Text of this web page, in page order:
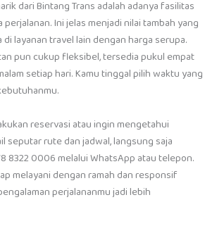
dari Bintang Trans adalah adanya fasilitas
perjalanan. Ini jelas menjadi nilai tambah yang
layanan travel lain dengan harga serupa.
pun cukup fleksibel, tersedia pukul empat
setiap hari. Kamu tinggal pilih waktu yang
reservasi atau ingin mengetahui
seputar rute dan jadwal, langsung saja
8322 0006 melalui WhatsApp atau telepon.
melayani dengan ramah dan responsif
perjalananmu jadi lebih